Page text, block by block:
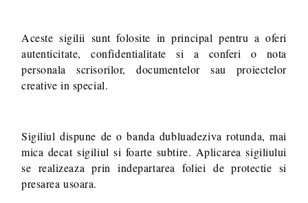
Aceste sigilii sunt folosite in principal pentru a oferi
autenticitate, confidentialitate si a conferi o nota
personala scrisorilor, documentelor sau proiectelor
creative in special.
Sigiliul dispune de o banda dubluadeziva rotunda, mai
mica decat sigiliul si foarte subtire. Aplicarea sigiliului
se realizeaza prin indepartarea foliei de protectie si
presarea usoara.